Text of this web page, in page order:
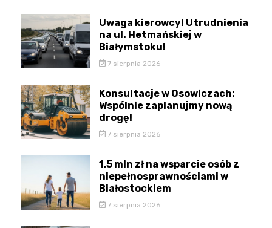
Uwaga kierowcy! Utrudnienia
na ul. Hetmańskiej w
Białymstoku!
7 sierpnia 2026
Konsultacje w Osowiczach:
Wspólnie zaplanujmy nową
drogę!
7 sierpnia 2026
1,5 mln zł na wsparcie osób z
niepełnosprawnościami w
Białostockiem
7 sierpnia 2026